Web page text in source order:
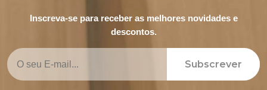
Inscreva-se para receber as melhores novidades e
descontos.
Subscrever